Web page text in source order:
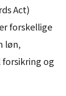
Act)
forskellige
løn,
og